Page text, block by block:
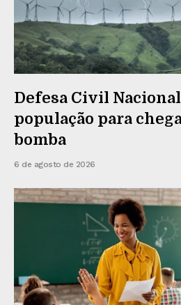
Defesa Civil
população para
bomba
6 de agosto de 2026